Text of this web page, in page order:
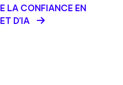
LA CONFIANCE EN
D'IA